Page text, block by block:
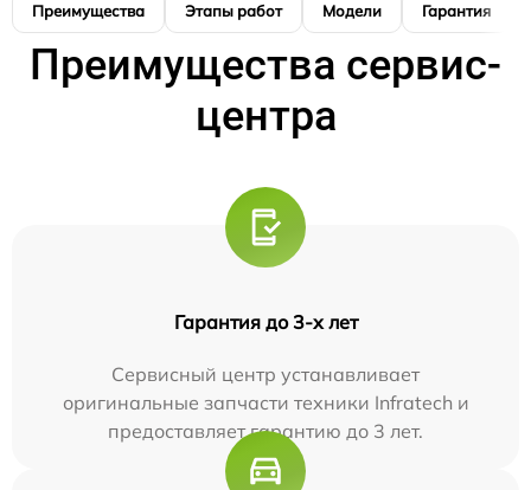
Преимущества Этапы работ Модели Гарантия
Преимущества сервис-
центра
Гарантия до 3-х лет
Сервисный центр устанавливает
оригинальные запчасти техники Infratech и
предоставляет гарантию до 3 лет.